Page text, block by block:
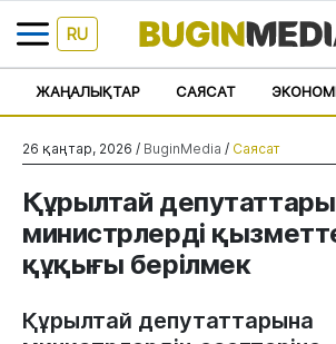
RU
ЖАҢАЛЫҚТАР САЯСАТ
26 қаңтар, 2026 / BuginMedia / Саясат
Құрылтай
министрлерді
құқығы берілмек
Құрылтай депутаттарына